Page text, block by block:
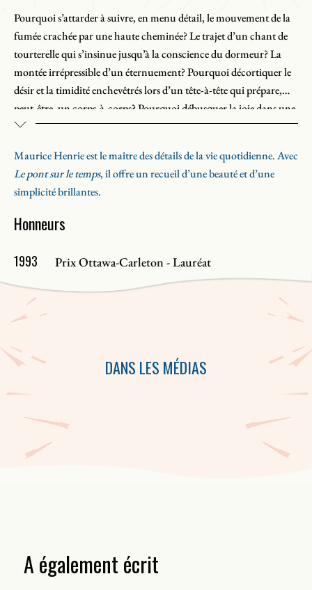
Pourquoi s’attarder à suivre, en menu détail, le mouvement de la
fumée crachée par une haute cheminée? Le trajet d’un chant de
tourterelle qui s’insinue jusqu’à la conscience du dormeur? La
montée irrépressible d’un éternuement? Pourquoi décortiquer le
désir et la timidité enchevêtrés lors d’un tête-à-tête qui prépare,
peut-être, un corps-à-corps? Pourquoi débusquer la joie dans une
petite envie à peine consciente de chantonner?
Maurice Henrie est le maître des détails de la vie quotidienne. Avec
Le pont sur le temps, il offre un recueil d’une beauté et d’une
simplicité brillantes.
Honneurs
1993 Prix Ottawa-Carleton - Lauréat
DANS LES MÉDIAS
A également écrit